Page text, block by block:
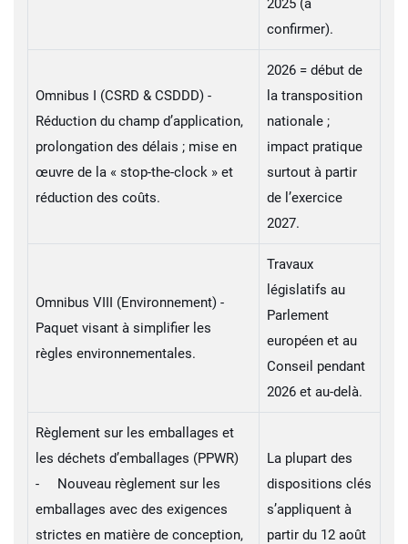
2025 (à
confirmer).
Omnibus I (CSRD & CSDDD) -
Réduction du champ d’application,
prolongation des délais ; mise en
œuvre de la « stop-the-clock » et
réduction des coûts.
2026 = début de
la transposition
nationale ;
impact pratique
surtout à partir
de l’exercice
2027.
Omnibus VIII (Environnement) -
Paquet visant à simplifier les
règles environnementales.
Travaux
législatifs au
Parlement
européen et au
Conseil pendant
2026 et au-delà.
Règlement sur les emballages et
les déchets d’emballages (PPWR)
- Nouveau règlement sur les
emballages avec des exigences
strictes en matière de conception,
La plupart des
dispositions clés
s’appliquent à
partir du 12 août